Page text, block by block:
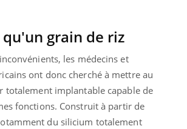
grain de riz
les médecins et
ont donc cherché à mettre au
totalement implantable capable de
fonctions. Construit à partir de
du silicium totalement